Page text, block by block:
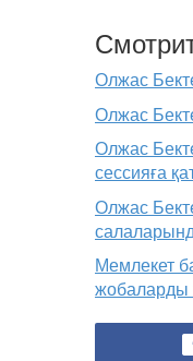
Олжас
Олжас
Олжас
сессияға
Олжас
Мемлекет
жобаларды